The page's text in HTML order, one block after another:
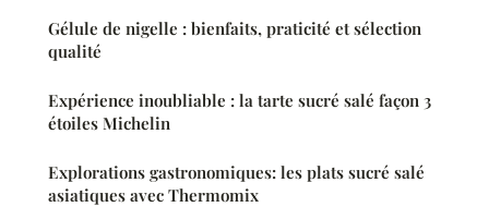
Gélule de nigelle : bienfaits, praticité et sélection
qualité
Expérience inoubliable : la tarte sucré salé façon 3
étoiles Michelin
Explorations gastronomiques: les plats sucré salé
asiatiques avec Thermomix